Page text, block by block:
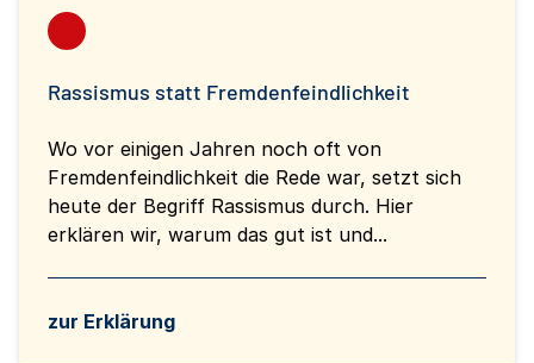
Rassismus statt Fremdenfeindlichkeit
Wo vor einigen Jahren noch oft von
Fremdenfeindlichkeit die Rede war, setzt sich
heute der Begriff Rassismus durch. Hier
erklären wir, warum das gut ist und...
zur Erklärung